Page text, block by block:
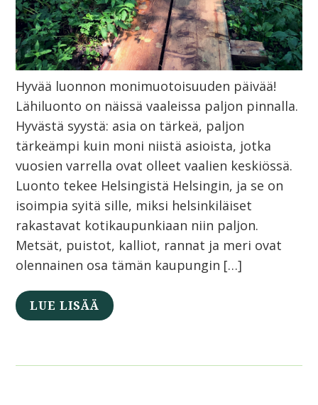
Hyvää luonnon monimuotoisuuden päivää!
Lähiluonto on näissä vaaleissa paljon pinnalla.
Hyvästä syystä: asia on tärkeä, paljon
tärkeämpi kuin moni niistä asioista, jotka
vuosien varrella ovat olleet vaalien keskiössä.
Luonto tekee Helsingistä Helsingin, ja se on
isoimpia syitä sille, miksi helsinkiläiset
rakastavat kotikaupunkiaan niin paljon.
Metsät, puistot, kalliot, rannat ja meri ovat
olennainen osa tämän kaupungin […]
LUE LISÄÄ